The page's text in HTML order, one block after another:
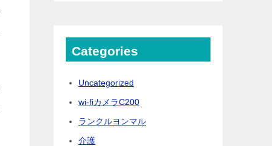
Categories
Uncategorized
wi-fiカメラC200
ランクルヨンマル
介護